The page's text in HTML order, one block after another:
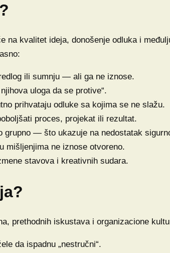
na kvalitet ideja, donošenje odluka i
ili sumnju — ali ga ne iznose.
uloga da se protive“.
prihvataju odluke sa kojima se ne slažu.
proces, projekat ili rezultat.
grupno — što ukazuje na nedostatak
mišljenjima ne iznose otvoreno.
stavova i kreativnih sudara.
prethodnih iskustava i organizacione
da ispadnu „nestručni“.